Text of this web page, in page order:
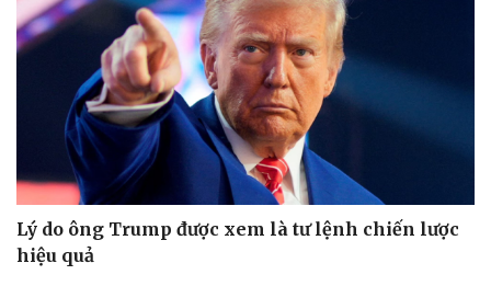
Tư vấn
Săn Tour
check-in
Câu chuyện thời sự
Đọc truyện đêm khuya
Cửa sổ tình yêu
Kể chuyện cho bé
Hạt giống tâm hồn
Lý do ông Trump được xem là tư lệnh chiến lược
hiệu quả